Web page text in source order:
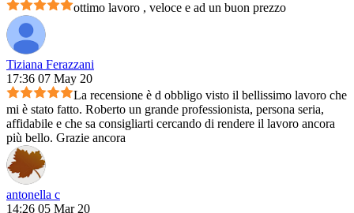
ottimo lavoro , veloce e ad un buon prezzo
Tiziana Ferazzani
17:36 07 May 20
La recensione è d obbligo visto il bellissimo lavoro che
mi è stato fatto. Roberto un grande professionista, persona seria,
affidabile e che sa consigliarti cercando di rendere il lavoro ancora
più bello. Grazie ancora
antonella c
14:26 05 Mar 20